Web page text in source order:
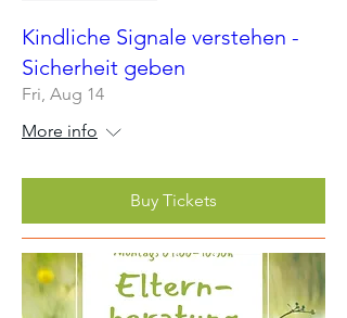
Kindliche Signale verstehen -
Sicherheit geben
Fri, Aug 14
More info
Buy Tickets